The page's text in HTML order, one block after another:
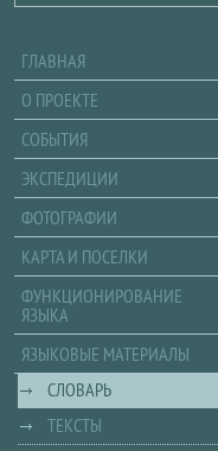
ГЛАВНАЯ
О ПРОЕКТЕ
СОБЫТИЯ
ЭКСПЕДИЦИИ
ФОТОГРАФИИ
КАРТА И ПОСЕЛКИ
ФУНКЦИОНИРОВАНИЕ
ЯЗЫКА
ЯЗЫКОВЫЕ МАТЕРИАЛЫ
СЛОВАРЬ
ТЕКСТЫ